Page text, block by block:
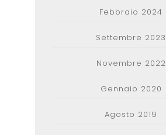
Febbraio 2024
Settembre 2023
Novembre 2022
Gennaio 2020
Agosto 2019